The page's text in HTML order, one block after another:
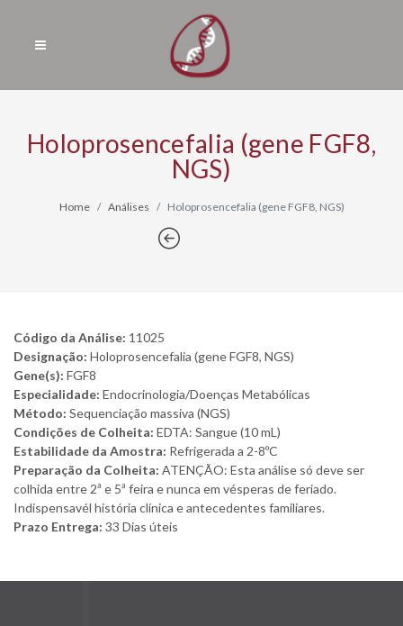
Holoprosencefalia (gene FGF8,
NGS)
Home Análises Holoprosencefalia (gene FGF8, NGS)
Código da Análise: 11025
Designação: Holoprosencefalia (gene FGF8, NGS)
Gene(s): FGF8
Especialidade: Endocrinologia/Doenças Metabólicas
Método: Sequenciação massiva (NGS)
Condições de Colheita: EDTA: Sangue (10 mL)
Estabilidade da Amostra: Refrigerada a 2-8ºC
Preparação da Colheita: ATENÇÃO: Esta análise só deve ser
colhida entre 2ª e 5ª feira e nunca em vésperas de feriado.
Indispensavél história clínica e antecedentes familiares.
Prazo Entrega: 33 Dias úteis